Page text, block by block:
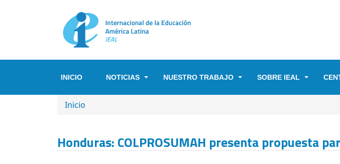
INICIO NOTICIAS NUESTRO TRABAJO SOBRE IEAL
SOBRESCRIBIR ENLACES DE AYUDA A LA
Inicio
Honduras: COLPROSUMAH presenta propuesta